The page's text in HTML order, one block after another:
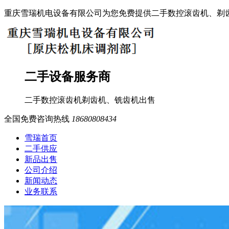
重庆雪瑞机电设备有限公司为您免费提供二手数控滚齿机、
二手设备服务商
二手数控滚齿机剃齿机、铣齿机出售
全国免费咨询热线 18680808434
雪瑞首页
二手供应
新品出售
公司介绍
新闻动态
业务联系